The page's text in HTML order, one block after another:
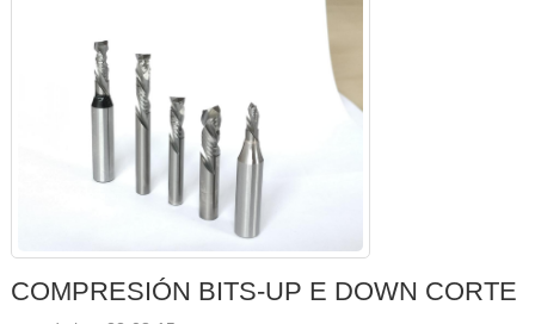
COMPRESIÓN BITS-UP E DOWN CORTE